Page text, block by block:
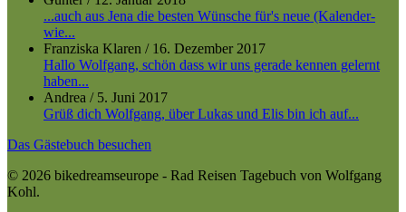
...auch aus Jena die besten Wünsche für's neue (Kalender-
wie...
Franziska Klaren / 16. Dezember 2017
Hallo Wolfgang, schön dass wir uns gerade kennen gelernt
haben...
Andrea / 5. Juni 2017
Grüß dich Wolfgang, über Lukas und Elis bin ich auf...
Das Gästebuch besuchen
© 2026 bikedreamseurope - Rad Reisen Tagebuch von Wolfgang
Kohl.